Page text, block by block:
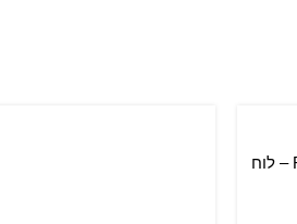
Rolex Oyster Perpetual – 41 mm – לוח